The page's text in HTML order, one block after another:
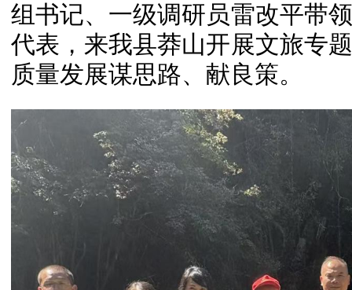
组书记、一级调研员雷改平带
代表，来我县莽山开展文旅专
质量发展谋思路、献良策。